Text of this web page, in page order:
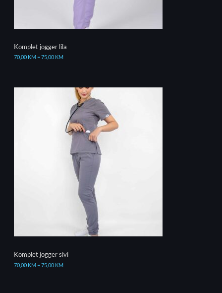
Komplet jogger lila
70,00 KM–75,00 KM
Komplet jogger sivi
70,00 KM–75,00 KM